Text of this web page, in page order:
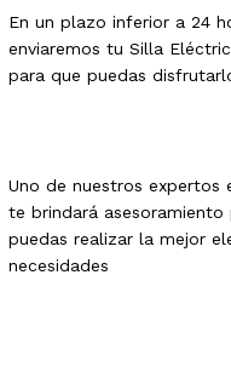
En un plazo inferior a 24
enviaremos tu Silla
para que puedas
Uno de nuestros expertos
te brindará
puedas realizar la mejor
necesidades